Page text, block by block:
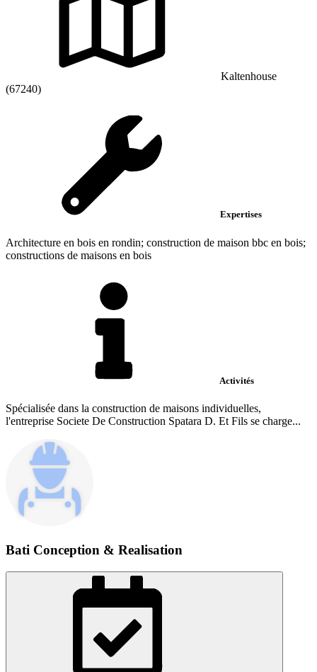
Kaltenhouse
(67240)
Expertises
Architecture en bois en rondin; construction de maison bbc en bois;
constructions de maisons en bois
Activités
Spécialisée dans la construction de maisons individuelles,
l'entreprise Societe De Construction Spatara D. Et Fils se charge...
Bati Conception & Realisation